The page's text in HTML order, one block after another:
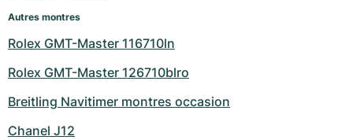
Autres montres
Rolex GMT-Master 116710ln
Rolex GMT-Master 126710blro
Breitling Navitimer montres occasion
Chanel J12